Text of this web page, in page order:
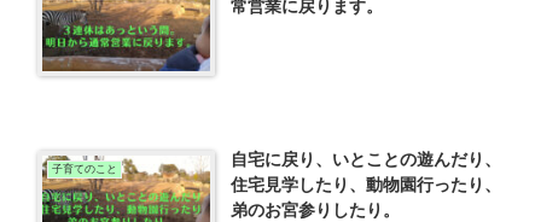
常営業に戻ります。
子育てのこと
自宅に戻り、いとことの遊んだり、
住宅見学したり、動物園行ったり、
弟のお宮参りしたり。